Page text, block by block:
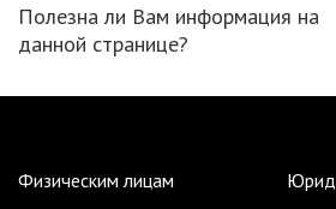
Полезна ли Вам информация на
данной странице?
Физическим лицам